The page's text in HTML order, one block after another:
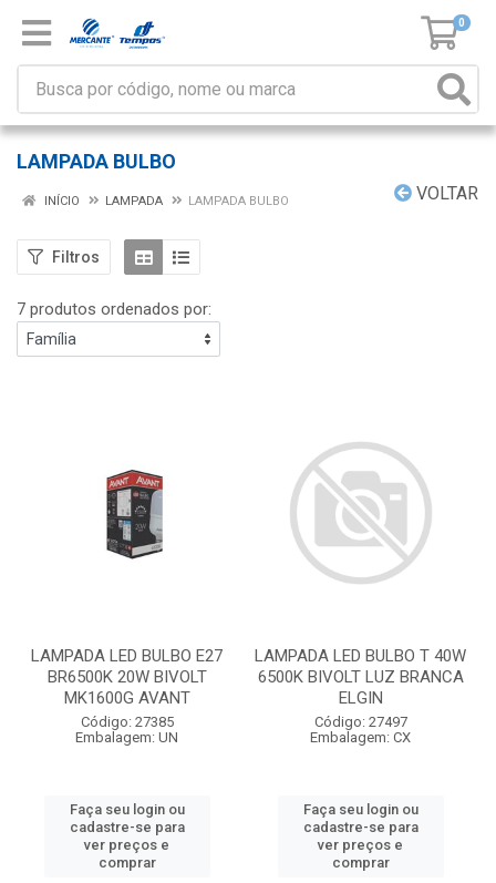
0
LAMPADA BULBO
VOLTAR
INÍCIO LAMPADA LAMPADA BULBO
Filtros
7 produtos ordenados por:
LAMPADA LED BULBO E27
BR6500K 20W BIVOLT
MK1600G AVANT
Código: 27385
Embalagem: UN
Faça seu login ou
cadastre-se para
ver preços e
comprar
LAMPADA LED BULBO T 40W
6500K BIVOLT LUZ BRANCA
ELGIN
Código: 27497
Embalagem: CX
Faça seu login ou
cadastre-se para
ver preços e
comprar